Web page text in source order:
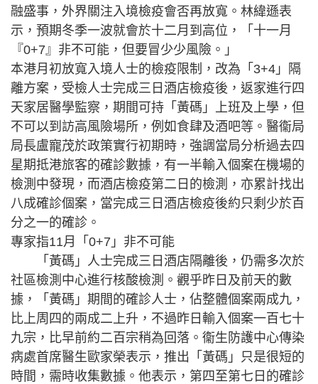
融盛事，外界關注入境檢疫會否再放寬。林緯遜表
示，預期冬季一波就會於十二月到高位，「十一月
『0+7』非不可能，但要冒少少風險。」
本港月初放寬入境人士的檢疫限制，改為「3+4」隔
離方案，受檢人士完成三日酒店檢疫後，返家進行四
天家居醫學監察，期間可持「黃碼」上班及上學，但
不可以到訪高風險場所，例如食肆及酒吧等。醫衞局
局長盧寵茂於政策實行初期時，強調當局分析過去四
星期抵港旅客的確診數據，有一半輸入個案在機場的
檢測中發現，而酒店檢疫第二日的檢測，亦累計找出
八成確診個案，當完成三日酒店檢疫後約只剩少於百
分之一的確診。
專家指11月「0+7」非不可能
「黃碼」人士完成三日酒店隔離後，仍需多次於
社區檢測中心進行核酸檢測。觀乎昨日及前天的數
據，「黃碼」期間的確診人士，佔整體個案兩成九，
比上周四的兩成二上升，不過昨日輸入個案一百七十
九宗，比早前約二百宗稍為回落。衞生防護中心傳染
病處首席醫生歐家榮表示，推出「黃碼」只是很短的
時間，需時收集數據。他表示，第四至第七日的確診